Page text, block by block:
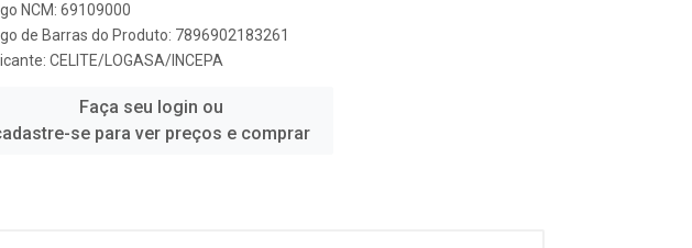
NCM: 69109000
de Barras do Produto: 7896902183261
CELITE/LOGASA/INCEPA
Faça seu login ou
se para ver preços e comprar